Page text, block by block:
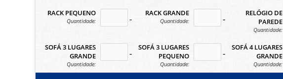
RACK PEQUENO
Quantidade: no-icon
RACK GRANDE
Quantidade: no-icon
RELÓGIO DE
PAREDE
Quantidade:
SOFÁ 3 LUGARES
GRANDE
Quantidade:
no-icon
SOFÁ 3 LUGARES
PEQUENO
Quantidade:
no-icon
SOFÁ 4 LUGARES
GRANDE
Quantidade: